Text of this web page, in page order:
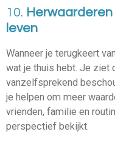
10.
leven
Wanneer je terugkeert
wat je thuis hebt. Je ziet
vanzelfsprekend
je helpen om meer
vrienden, familie en
perspectief bekijkt.